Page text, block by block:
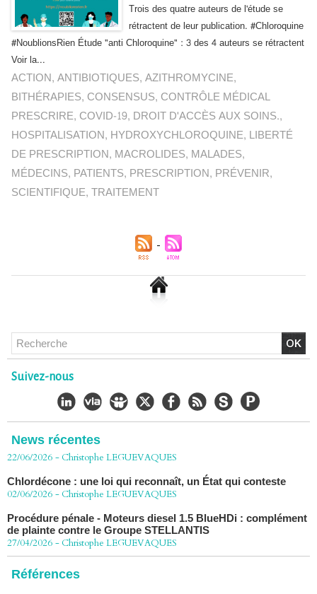
Trois des quatre auteurs de l'étude se
rétractent de leur publication. #Chloroquine
#NoublionsRien Étude "anti Chloroquine" : 3 des 4 auteurs se rétractent
Voir la...
ACTION,ANTIBIOTIQUES,AZITHROMYCINE,
BITHÉRAPIES, CONSENSUS, CONTRÔLE MÉDICAL
PRESCRIRE, COVID-19, DROIT D'ACCÈS AUX SOINS.,
HOSPITALISATION, HYDROXYCHLOROQUINE, LIBERTÉ
DE PRESCRIPTION, MACROLIDES, MALADES,
MÉDECINS, PATIENTS, PRESCRIPTION, PRÉVENIR,
SCIENTIFIQUE,TRAITEMENT
Suivez-nous
News récentes
Chlordécone : un non-lieu confirmé, la bataille se déplace
vers la Cour de cassation
CHLORDÉCONE Déclaration de Me Christophe
LÈGUEVAQUES (CLE), avocat de parties civiles, après la
décision de confirmation du non-lieu
22/06/2026 -Christophe LEGUEVAQUES
02/06/2026 -Christophe LEGUEVAQUES
de plainte contre le Groupe STELLANTIS
27/04/2026 -Christophe LEGUEVAQUES
Péage autoroute : tout savoir (ou presque) sur l'action
collective ouverte le 2 avril
07/04/2026 -Christophe LEGUEVAQUES
Références